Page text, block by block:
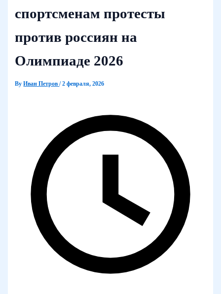
спортсменам протесты
против россиян на
Олимпиаде 2026
ByИван Петров/2 февраля, 2026